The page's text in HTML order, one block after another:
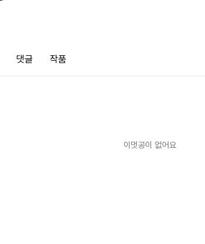
댓글 작품
이멋공이 없어요